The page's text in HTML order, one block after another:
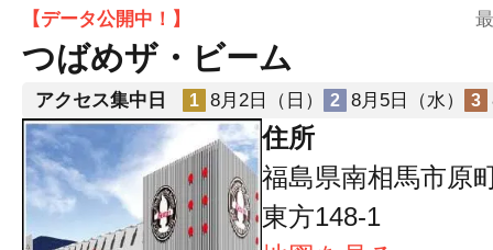
【データ公開中！】
つばめザ・ビーム
アクセス集中日 1 8月2日（日） 2 8月5日（水） 3
住所
福島県南相馬市原
東方148-1